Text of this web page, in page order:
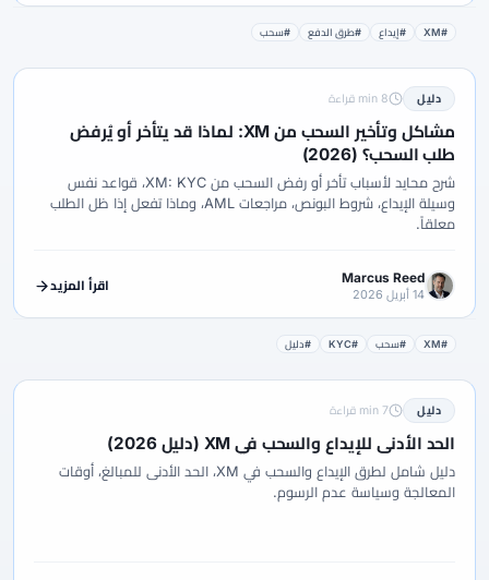
#XM #إيداع #طرق الدفع #سحب
دليل 8 min قراءة
مشاكل وتأخير السحب من XM: لماذا قد يتأخر أو يُرفض
طلب السحب؟ (2026)
شرح محايد لأسباب تأخر أو رفض السحب من XM: KYC، قواعد نفس
وسيلة الإيداع، شروط البونص، مراجعات AML، وماذا تفعل إذا ظل الطلب
معلقاً.
Marcus Reed
14 أبريل 2026
اقرأ المزيد
#XM #سحب #KYC #دليل
دليل 7 min قراءة
الحد الأدنى للإيداع والسحب في XM (دليل 2026)
دليل شامل لطرق الإيداع والسحب في XM، الحد الأدنى للمبالغ، أوقات
المعالجة وسياسة عدم الرسوم.